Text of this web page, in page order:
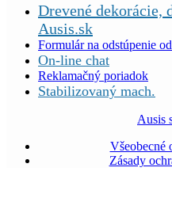
Drevené dekorácie,
Ausis.sk
Formulár na odstúpenie
On-line chat
Reklamačný poriadok
Stabilizovaný mach.
Ausis
Všeobecné
Zásady